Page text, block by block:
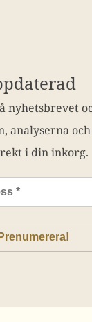
nyhetsbrevet
analyserna och
i din inkorg.